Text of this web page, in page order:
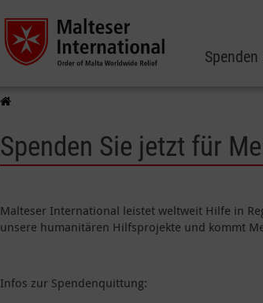
Spenden Sie jetzt für
Malteser International leistet weltweit Hilfe in
unsere humanitären Hilfsprojekte und kommt
Infos zur Spendenquittung: